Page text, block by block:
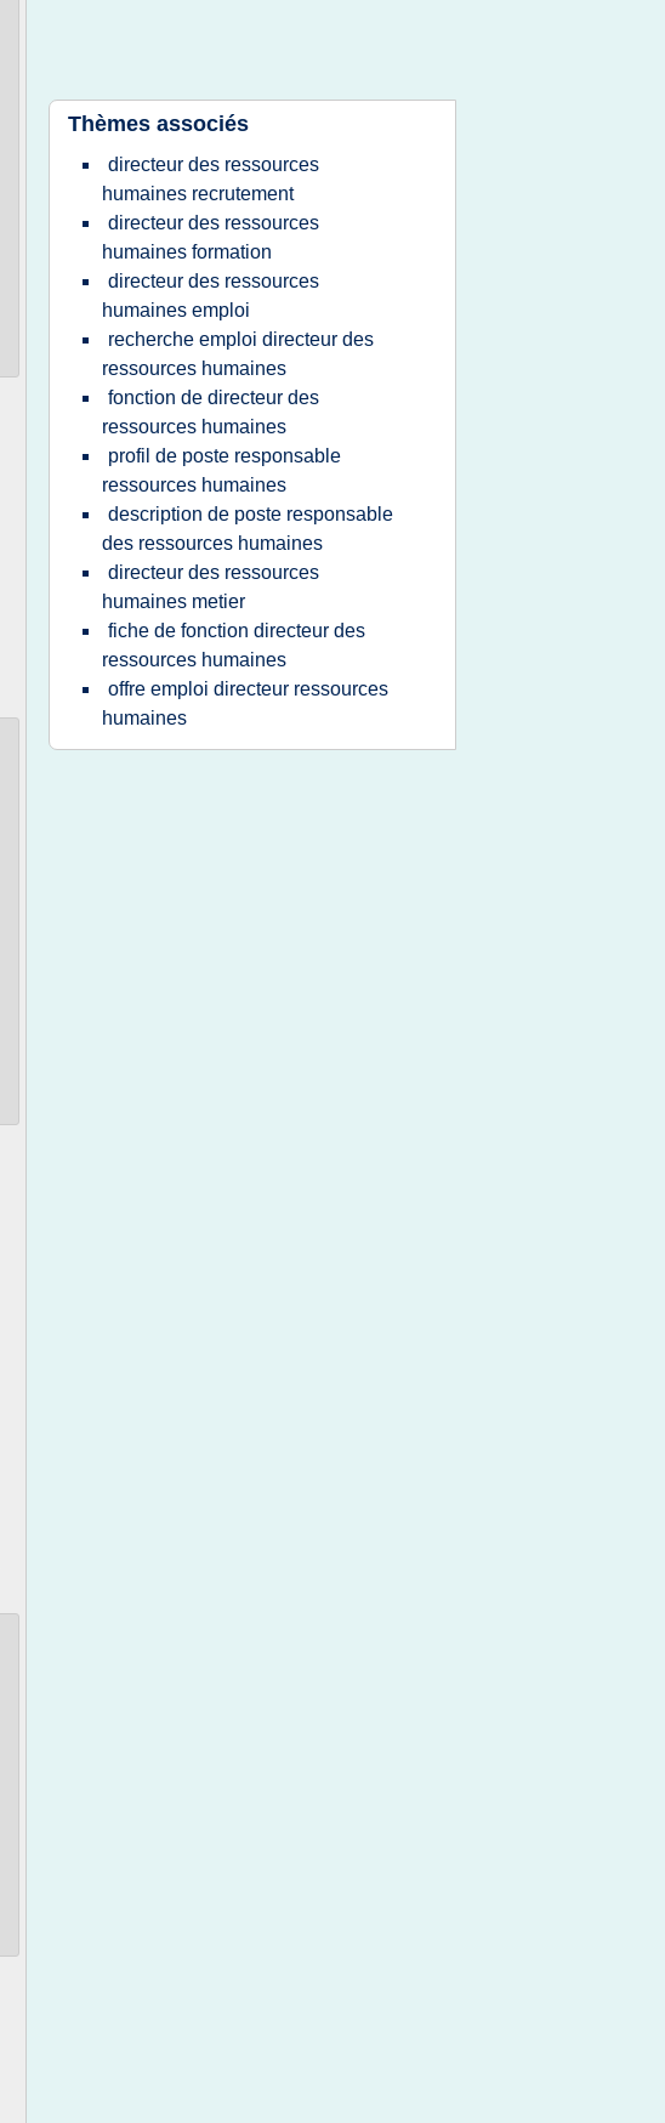
Thèmes associés
directeur des ressources
humaines recrutement
directeur des ressources
humaines formation
directeur des ressources
humaines emploi
recherche emploi directeur des
ressources humaines
fonction de directeur des
ressources humaines
profil de poste responsable
ressources humaines
description de poste responsable
des ressources humaines
directeur des ressources
humaines metier
fiche de fonction directeur des
ressources humaines
offre emploi directeur ressources
humaines